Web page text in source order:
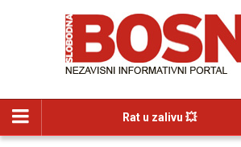
Rat u zalivu 💥